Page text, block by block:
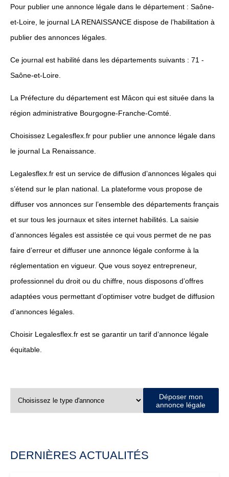
Pour publier une annonce légale dans le département : Saône-
et-Loire, le journal LA RENAISSANCE dispose de l’habilitation à
publier des annonces légales.
Ce journal est habilité dans les départements suivants : 71 -
Saône-et-Loire.
La Préfecture du département est Mâcon qui est située dans la
région administrative Bourgogne-Franche-Comté.
Choisissez Legalesflex.fr pour publier une annonce légale dans
le journal La Renaissance.
Legalesflex.fr est un service de diffusion d’annonces légales qui
s’étend sur le plan national. La plateforme vous propose de
diffuser vos annonces sur l’ensemble des départements français
et sur tous les journaux et sites internet habilités. La saisie
d’annonces légales est assistée ce qui vous permet de ne pas
faire d’erreur et diffuser une annonce légale conforme à la
réglementation en vigueur. Que vous soyez entrepreneur,
professionnel du droit ou du chiffre, nous disposons d’offres
adaptées vous permettant d’optimiser votre budget de diffusion
d’annonces légales.
Choisir Legalesflex.fr est se garantir un tarif d’annonce légale
équitable.
Déposer mon
annonce légale
DERNIÈRES ACTUALITÉS